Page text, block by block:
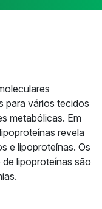
para vários tecidos
metabólicas. Em
revela
e lipoproteínas. Os
lipoproteínas são